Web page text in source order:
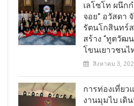
เลโซโท ผนึก
จอย” อวัสดา
รัตนโกสินทร์
สร้าง “ทูตวัฒ
โขนเยาวชนไ
สิงหาคม 3,
การท่องเที่ยว
งานมุมไบ เดิ